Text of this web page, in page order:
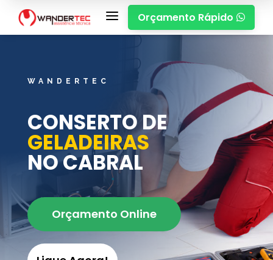
a Orçamento Rápido 
WANDERTEC
CONSERTO DE
GELADEIRAS
NO CABRAL
Orçamento Online